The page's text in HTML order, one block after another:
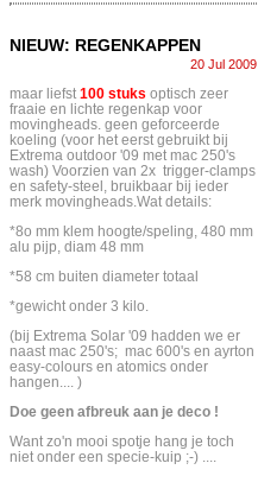
NIEUW: REGENKAPPEN
20 Jul 2009
maar liefst 100 stuks optisch zeer
fraaie en lichte regenkap voor
movingheads. geen geforceerde
koeling (voor het eerst gebruikt bij
Extrema outdoor '09 met mac 250's
wash) Voorzien van 2x trigger-clamps
en safety-steel, bruikbaar bij ieder
merk movingheads.Wat details:
*8o mm klem hoogte/speling, 480 mm
alu pijp, diam 48 mm
*58 cm buiten diameter totaal
*gewicht onder 3 kilo.
(bij Extrema Solar '09 hadden we er
naast mac 250's; mac 600's en ayrton
easy-colours en atomics onder
hangen.... )
Doe geen afbreuk aan je deco !
Want zo'n mooi spotje hang je toch
niet onder een specie-kuip ;-) ....